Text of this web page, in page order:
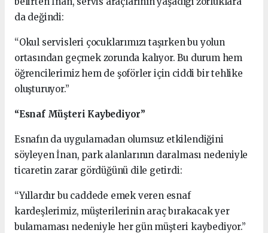
da değindi:
“Okul servisleri çocuklarımızı taşırken bu yolun
ortasından geçmek zorunda kalıyor. Bu durum hem
öğrencilerimiz hem de şoförler için ciddi bir tehlike
oluşturuyor.”
“Esnaf Müşteri Kaybediyor”
Esnafın da uygulamadan olumsuz etkilendiğini
söyleyen İnan, park alanlarının daralması nedeniyle
ticaretin zarar gördüğünü dile getirdi:
“Yıllardır bu caddede emek veren esnaf
kardeşlerimiz, müşterilerinin araç bırakacak yer
bulamaması nedeniyle her gün müşteri kaybediyor.”